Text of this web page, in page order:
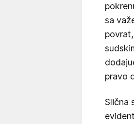
sa
pravo
Slična